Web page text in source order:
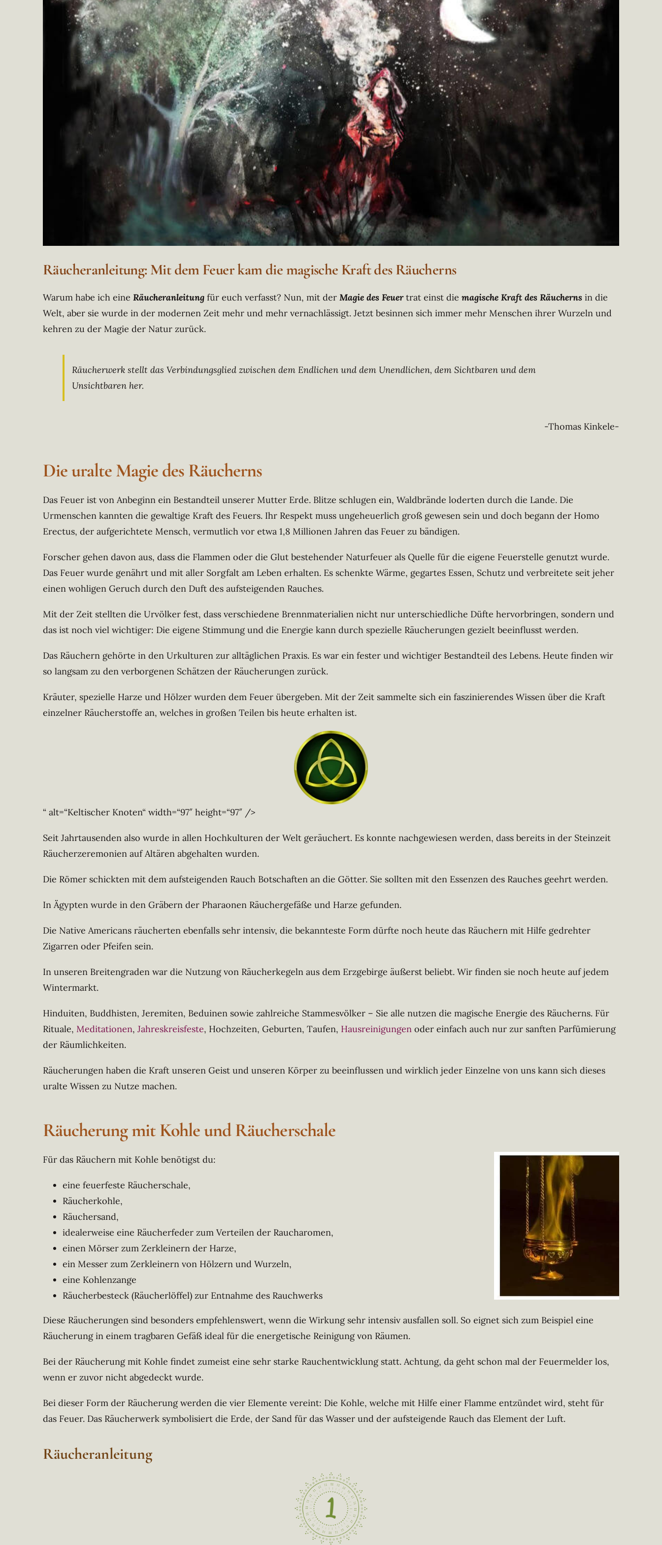
Räucheranleitung: Mit dem Feuer kam die magische Kraft des Räucherns
Warum habe ich eine Räucheranleitungfür euch verfasst? Nun, mit der Magie des Feuer trat einst die magische Kraft des Räuchernsin die
Welt, aber sie wurde in der modernen Zeit mehr und mehr vernachlässigt. Jetzt besinnen sich immer mehr Menschen ihrer Wurzeln und
kehren zu der Magie der Natur zurück.
Räucherwerk stellt das Verbindungsglied zwischen dem Endlichen und dem Unendlichen, dem Sichtbaren und dem
Unsichtbaren her.
-Thomas Kinkele-
Die uralte Magie des Räucherns
Das Feuer ist von Anbeginn ein Bestandteil unserer Mutter Erde. Blitze schlugen ein, Waldbrände loderten durch die Lande. Die
Urmenschen kannten die gewaltige Kraft des Feuers. Ihr Respekt muss ungeheuerlich groß gewesen sein und doch begann der Homo
Erectus, der aufgerichtete Mensch, vermutlich vor etwa 1,8 Millionen Jahren das Feuer zu bändigen.
Forscher gehen davon aus, dass die Flammen oder die Glut bestehender Naturfeuer als Quelle für die eigene Feuerstelle genutzt wurde.
Das Feuer wurde genährt und mit aller Sorgfalt am Leben erhalten. Es schenkte Wärme, gegartes Essen, Schutz und verbreitete seit jeher
einen wohligen Geruch durch den Duft des aufsteigenden Rauches.
Mit der Zeit stellten die Urvölker fest, dass verschiedene Brennmaterialien nicht nur unterschiedliche Düfte hervorbringen, sondern und
das ist noch viel wichtiger: Die eigene Stimmung und die Energie kann durch spezielle Räucherungen gezielt beeinflusst werden.
Das Räuchern gehörte in den Urkulturen zur alltäglichen Praxis. Es war ein fester und wichtiger Bestandteil des Lebens. Heute finden wir
so langsam zu den verborgenen Schätzen der Räucherungen zurück.
Kräuter, spezielle Harze und Hölzer wurden dem Feuer übergeben. Mit der Zeit sammelte sich ein faszinierendes Wissen über die Kraft
einzelner Räucherstoffe an, welches in großen Teilen bis heute erhalten ist.
“ alt=“Keltischer Knoten“ width=“97″ height=“97″ />
Seit Jahrtausenden also wurde in allen Hochkulturen der Welt geräuchert. Es konnte nachgewiesen werden, dass bereits in der Steinzeit
Räucherzeremonien auf Altären abgehalten wurden.
Die Römer schickten mit dem aufsteigenden Rauch Botschaften an die Götter. Sie sollten mit den Essenzen des Rauches geehrt werden.
In Ägypten wurde in den Gräbern der Pharaonen Räuchergefäße und Harze gefunden.
Die Native Americans räucherten ebenfalls sehr intensiv, die bekannteste Form dürfte noch heute das Räuchern mit Hilfe gedrehter
Zigarren oder Pfeifen sein.
In unseren Breitengraden war die Nutzung von Räucherkegeln aus dem Erzgebirge äußerst beliebt. Wir finden sie noch heute auf jedem
Wintermarkt.
Hinduiten, Buddhisten, Jeremiten, Beduinen sowie zahlreiche Stammesvölker – Sie alle nutzen die magische Energie des Räucherns. Für
Rituale, Meditationen, Jahreskreisfeste, Hochzeiten, Geburten, Taufen, Hausreinigungenoder einfach auch nur zur sanften Parfümierung
der Räumlichkeiten.
Räucherungen haben die Kraft unseren Geist und unseren Körper zu beeinflussen und wirklich jeder Einzelne von uns kann sich dieses
uralte Wissen zu Nutze machen.
Räucherung mit Kohle und Räucherschale
Für das Räuchern mit Kohle benötigst du:
eine feuerfeste Räucherschale,
Räucherkohle,
Räuchersand,
idealerweise eine Räucherfeder zum Verteilen der Raucharomen,
einen Mörser zum Zerkleinern der Harze,
ein Messer zum Zerkleinern von Hölzern und Wurzeln,
eine Kohlenzange
Räucherbesteck (Räucherlöffel) zur Entnahme des Rauchwerks
Diese Räucherungen sind besonders empfehlenswert, wenn die Wirkung sehr intensiv ausfallen soll. So eignet sich zum Beispiel eine
Räucherung in einem tragbaren Gefäß ideal für die energetische Reinigung von Räumen.
Bei der Räucherung mit Kohle findet zumeist eine sehr starke Rauchentwicklung statt. Achtung, da geht schon mal der Feuermelder los,
wenn er zuvor nicht abgedeckt wurde.
Bei dieser Form der Räucherung werden die vier Elemente vereint: Die Kohle, welche mit Hilfe einer Flamme entzündet wird, steht für
das Feuer. Das Räucherwerk symbolisiert die Erde, der Sand für das Wasser und der aufsteigende Rauch das Element der Luft.
Räucheranleitung